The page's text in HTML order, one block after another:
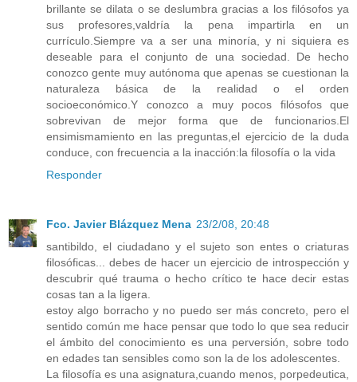
brillante se dilata o se deslumbra gracias a los filósofos ya
sus profesores,valdría la pena impartirla en un
currículo.Siempre va a ser una minoría, y ni siquiera es
deseable para el conjunto de una sociedad. De hecho
conozco gente muy autónoma que apenas se cuestionan la
naturaleza básica de la realidad o el orden
socioeconómico.Y conozco a muy pocos filósofos que
sobrevivan de mejor forma que de funcionarios.El
ensimismamiento en las preguntas,el ejercicio de la duda
conduce, con frecuencia a la inacción:la filosofía o la vida
Responder
Fco. Javier Blázquez Mena 23/2/08, 20:48
santibildo, el ciudadano y el sujeto son entes o criaturas
filosóficas... debes de hacer un ejercicio de introspección y
descubrir qué trauma o hecho crítico te hace decir estas
cosas tan a la ligera.
estoy algo borracho y no puedo ser más concreto, pero el
sentido común me hace pensar que todo lo que sea reducir
el ámbito del conocimiento es una perversión, sobre todo
en edades tan sensibles como son la de los adolescentes.
La filosofía es una asignatura,cuando menos, porpedeutica,